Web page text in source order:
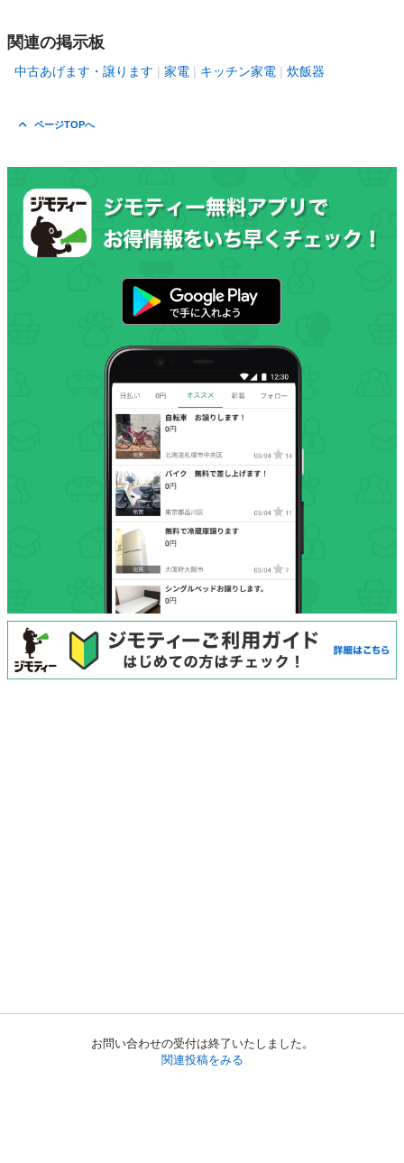
お問い合わせの受付は終了いたしました。
関連投稿をみる
関連の掲示板
中古あげます・譲ります 家電 キッチン家電 炊飯器
ページTOPへ